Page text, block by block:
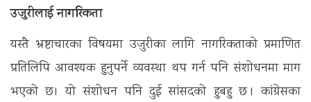
उजुरीलाई नागरिकता
यस्तै भ्रष्टाचारका विषयमा उजुरीका लागि नागरिकताको प्रमाणित
प्रतिलिपि आवश्यक हुनुपर्ने व्यवस्था थप गर्न पनि संशोधनमा माग
भएको छ। यो संशोधन पनि दुई सांसदको हुबहु छ । कांग्रेसका